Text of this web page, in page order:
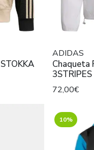
ADIDAS
Chaqueta
72,00€
10%